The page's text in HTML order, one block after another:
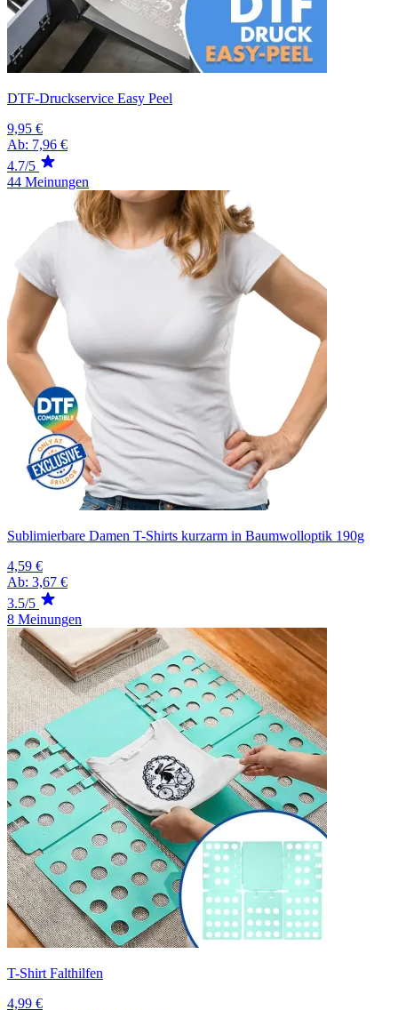
DTF-Druckservice Easy Peel
9,95 €
Ab: 7,96 €
4.7/5
44 Meinungen
Sublimierbare Damen T-Shirts kurzarm in Baumwolloptik 190g
4,59 €
Ab: 3,67 €
3.5/5
8 Meinungen
T-Shirt Falthilfen
4,99 €